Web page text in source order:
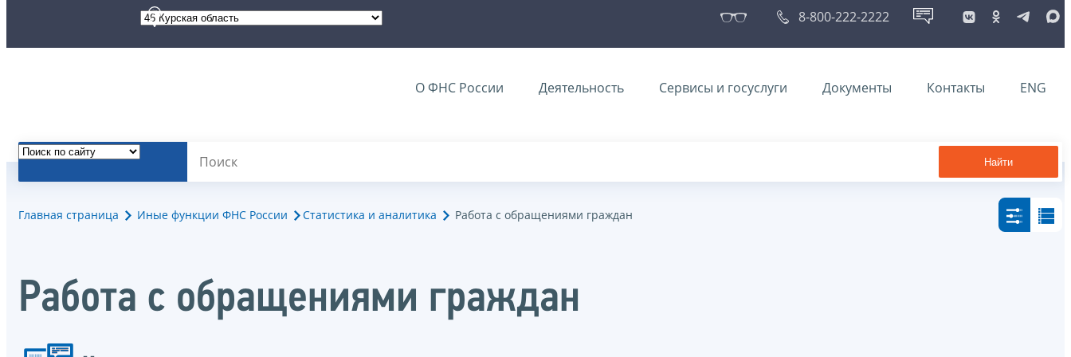
8-800-222-2222
О ФНС России Деятельность Сервисы и госуслуги Документы Контакты ENG
Найти
Главная страница Иные функции ФНС России Статистика и аналитика Работа с обращениями граждан
Работа с обращениями граждан